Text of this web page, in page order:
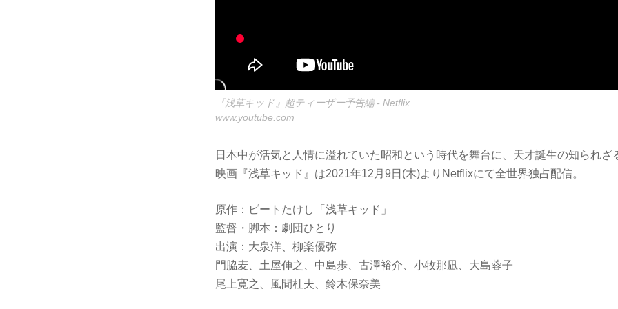
『浅草キッド』超ティーザー予告編 - Netflix
www.youtube.com
日本中が活気と人情に溢れていた昭和という時代を舞台に、天才誕生の知られざ
映画『浅草キッド』は2021年12月9日(木)よりNetflixにて全世界独占配信。
原作：ビートたけし「浅草キッド」
監督・脚本：劇団ひとり
出演：大泉洋、柳楽優弥
門脇麦、土屋伸之、中島歩、古澤裕介、小牧那凪、大島蓉子
尾上寛之、風間杜夫、鈴木保奈美